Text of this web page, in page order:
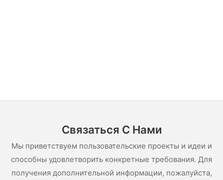
Связаться С Нами
Мы приветствуем пользовательские проекты и идеи и
способны удовлетворить конкретные требования. Для
получения дополнительной информации, пожалуйста,